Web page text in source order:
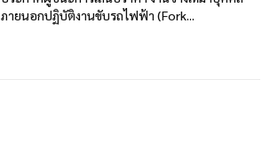
ภายนอกปฏิบัติงานขับรถไฟฟ้า (Fork...